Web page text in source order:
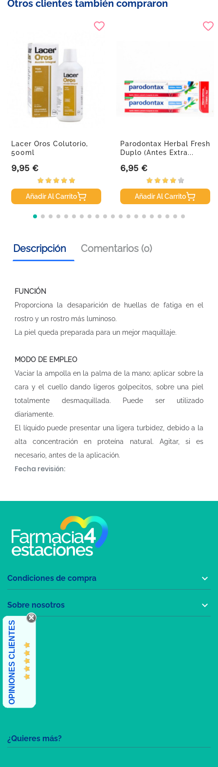
Otros clientes también compraron
Lacer Oros Colutorio,
500ml
Precio
9,95 €
Añadir Al Carrito
Parodontax Herbal Fresh
Duplo (antes Extra...
Precio
6,95 €
Añadir Al Carrito
Descripción Comentarios (0)
FUNCIÓN
Proporciona la desaparición de huellas de fatiga en el
rostro y un rostro más luminoso.
La piel queda preparada para un mejor maquillaje.
MODO DE EMPLEO
Vaciar la ampolla en la palma de la mano; aplicar sobre la
cara y el cuello dando ligeros golpecitos, sobre una piel
totalmente desmaquillada. Puede ser utilizado
diariamente.
El líquido puede presentar una ligera turbidez, debido a la
alta concentración en proteína natural. Agitar, si es
necesario, antes de la aplicación.
Fecha revisión:
¿Quieres más?
Condiciones de compra 
Sobre nosotros 
OPINIONES CLIENTES